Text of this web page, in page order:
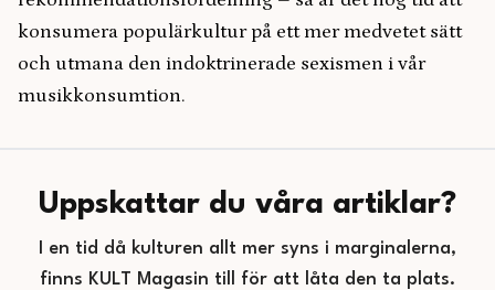
konsumera populärkultur på ett mer medvetet sätt
och utmana den indoktrinerade sexismen i vår
musikkonsumtion.
Uppskattar du våra artiklar?
I en tid då kulturen allt mer syns i marginalerna,
finns KULT Magasin till för att låta den ta plats.